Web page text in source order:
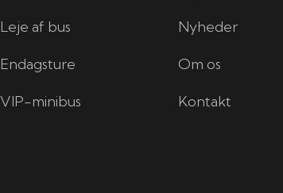
Leje af bus
Endagsture
VIP-minibus
Nyheder
Om os
Kontakt